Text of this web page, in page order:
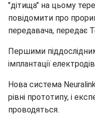
"дітища" на цьому
повідомити про
передавача, передає
Першими
імплантації
Нова система
рівні прототипу, і
проводяться.